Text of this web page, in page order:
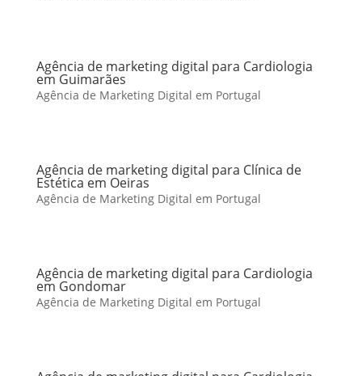
Agência de marketing digital para Cardiologia
em Guimarães
Agência de Marketing Digital em Portugal
Agência de marketing digital para Clínica de
Estética em Oeiras
Agência de Marketing Digital em Portugal
Agência de marketing digital para Cardiologia
em Gondomar
Agência de Marketing Digital em Portugal